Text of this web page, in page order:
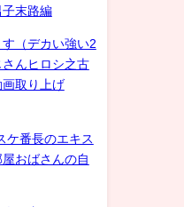
末路編
（デカい強い2
んヒロシ之古
取り上げ
ケ番長のエキス
おばさんの自